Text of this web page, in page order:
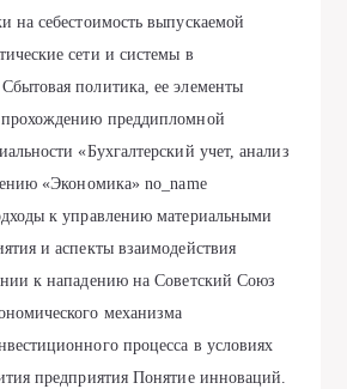
на себестоимость выпускаемой
сети и системы в
политика, ее элементы
преддипломной
«Бухгалтерский учет, анализ
«Экономика» no_name
к управлению материальными
и аспекты взаимодействия
к нападению на Советский Союз
механизма
процесса в условиях
предприятия Понятие инноваций.